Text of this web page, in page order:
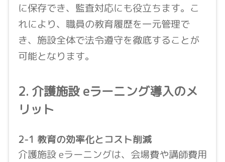
に保存でき、監査対応にも役立ちます。こ
れにより、職員の教育履歴を一元管理で
き、施設全体で法令遵守を徹底することが
可能となります。
2. 介護施設 eラーニング導入のメ
リット
2-1 教育の効率化とコスト削減
介護施設 eラーニングは、会場費や講師費用